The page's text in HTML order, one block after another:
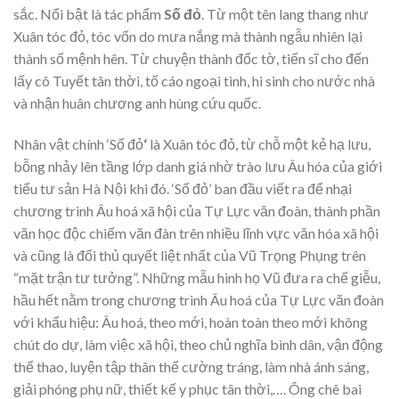
sắc. Nổi bật là tác phẩm Số đỏ. Từ một tên lang thang như
Xuân tóc đỏ, tóc vốn do mưa nắng mà thành ngẫu nhiên lại
thành số mệnh hên. Từ chuyện thành đốc tờ, tiến sĩ cho đến
lấy cô Tuyết tân thời, tố cáo ngoại tình, hi sinh cho nước nhà
và nhận huân chương anh hùng cứu quốc.
Nhân vật chính ‘Số đỏ‘ là Xuân tóc đỏ, từ chỗ một kẻ hạ lưu,
bỗng nhảy lên tầng lớp danh giá nhờ trào lưu Âu hóa của giới
tiểu tư sản Hà Nội khi đó. ‘Số đỏ’ ban đầu viết ra để nhại
chương trình Âu hoá xã hội của Tự Lực văn đoàn, thành phần
văn học độc chiếm văn đàn trên nhiều lĩnh vực văn hóa xã hội
và cũng là đối thủ quyết liệt nhất của Vũ Trọng Phụng trên
“mặt trận tư tưởng”. Những mẫu hình họ Vũ đưa ra chế giễu,
hầu hết nằm trong chương trình Âu hoá của Tự Lực văn đoàn
với khẩu hiệu: Âu hoá, theo mới, hoàn toàn theo mới không
chút do dự, làm việc xã hội, theo chủ nghĩa bình dân, vận động
thể thao, luyện tập thân thể cường tráng, làm nhà ánh sáng,
giải phóng phụ nữ, thiết kế y phục tân thời,…. Ông chê bai